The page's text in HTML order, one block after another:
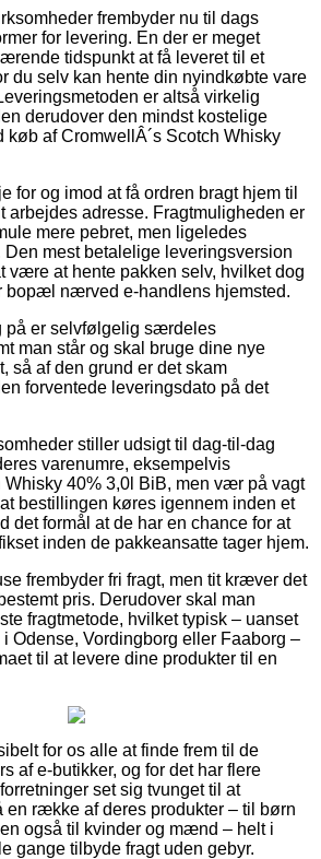
frembyder nu til dags
for levering. En der er meget
tidspunkt at få leveret til et
du selv kan hente din nyindkøbte vare
er altså virkelig
derudover den mindst kostelige
køb af CromwellÂ´s Scotch Whisky
for og imod at få ordren bragt hjem til
arbejdes adresse. Fragtmuligheden er
mere pebret, men ligeledes
mest betalelige leveringsversion
være at hente pakken selv, hvilket dog
bopæl nærved e-handlens hjemsted.
på er selvfølgelig særdeles
man står og skal bruge dine nye
så af den grund er det skam
forventede leveringsdato på det
stiller udsigt til dag-til-dag
varenumre, eksempelvis
Whisky 40% 3,0l BiB, men vær på vagt
bestillingen køres igennem inden et
det formål at de har en chance for at
inden de pakkeansatte tager hjem.
frembyder fri fragt, men tit kræver det
pris. Derudover skal man
fragtmetode, hvilket typisk – uanset
Odense, Vordingborg eller Faaborg –
til at levere dine produkter til en
for os alle at finde frem til de
af e-butikker, og for det har flere
set sig tvunget til at
en række af deres produkter – til børn
også til kvinder og mænd – helt i
gange tilbyde fragt uden gebyr.